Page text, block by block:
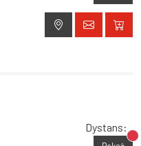
Dystans: